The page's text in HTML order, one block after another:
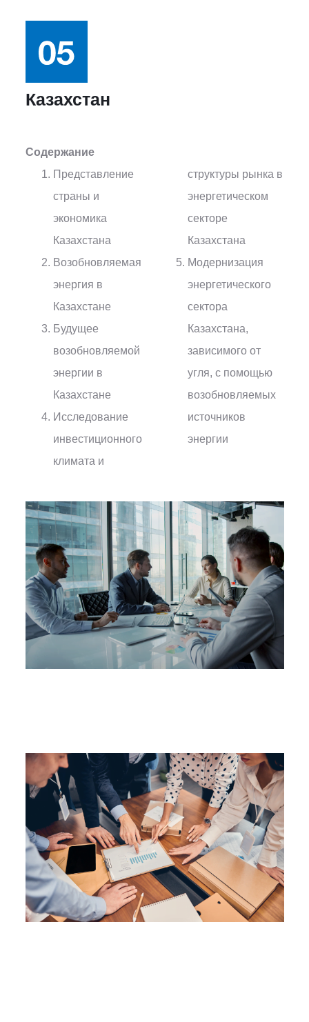
Казахстан
Содержание
Представление
страны и
экономика
Казахстана
Возобновляемая
энергия в
Казахстане
Будущее
возобновляемой
энергии в
Казахстане
Исследование
инвестиционного
климата и
структуры рынка в
энергетическом
секторе
Казахстана
Модернизация
энергетического
сектора
Казахстана,
зависимого от
угля, с помощью
возобновляемых
источников
энергии